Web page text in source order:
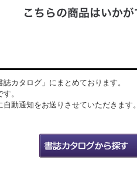
カタログ」にまとめております。
。
動通知をお送りさせていただきます。